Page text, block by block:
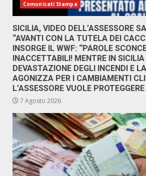
Comunicati Stampa
SICILIA, VIDEO DELL’ASSESSORE
“AVANTI CON LA TUTELA DEI
INSORGE IL WWF: “PAROLE
INACCETTABILI! MENTRE IN
DEVASTAZIONE DEGLI INCENDI E
AGONIZZA PER I CAMBIAMENTI
L’ASSESSORE VUOLE
7 Agosto 2026